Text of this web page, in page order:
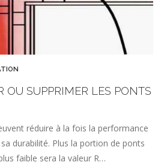
OU SUPPRIMER LES PONTS
réduire à la fois la performance
durabilité. Plus la portion de ponts
faible sera la valeur R…